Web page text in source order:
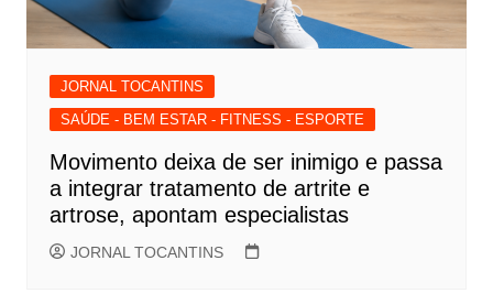
JORNAL TOCANTINS
SAÚDE - BEM ESTAR - FITNESS - ESPORTE
Movimento deixa de ser inimigo e passa
a integrar tratamento de artrite e
artrose, apontam especialistas
JORNAL TOCANTINS